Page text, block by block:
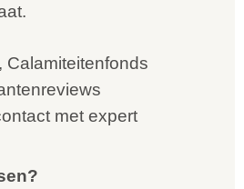
Calamiteitenfonds
met expert